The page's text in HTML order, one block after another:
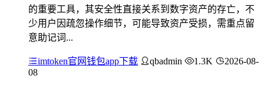
的重要工具，其安全性直接关系到数字资产的存亡，不
少用户因疏忽操作细节，可能导致资产受损，需重点留
意助记词...
imtoken官网钱包app下载 qbadmin 1.3K
2026-08-
08